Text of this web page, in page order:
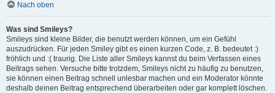
Nach oben
Was sind Smileys?
Smileys sind kleine Bilder, die benutzt werden können, um ein Gefühl
auszudrücken. Für jeden Smiley gibt es einen kurzen Code, z. B. bedeutet :)
fröhlich und :( traurig. Die Liste aller Smileys kannst du beim Verfassen eines
Beitrags sehen. Versuche bitte trotzdem, Smileys nicht zu häufig zu benutzen,
sie können einen Beitrag schnell unlesbar machen und ein Moderator könnte
deshalb deinen Beitrag entsprechend überarbeiten oder gar komplett löschen.